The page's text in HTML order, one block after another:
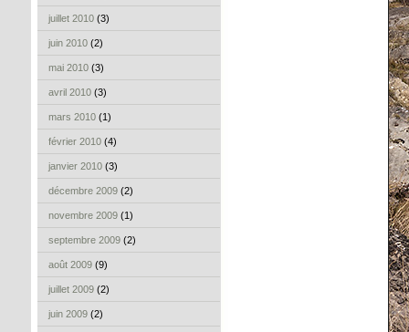
juillet 2010 (3)
juin 2010 (2)
mai 2010 (3)
avril 2010 (3)
mars 2010 (1)
février 2010 (4)
janvier 2010 (3)
décembre 2009 (2)
novembre 2009 (1)
septembre 2009 (2)
août 2009 (9)
juillet 2009 (2)
juin 2009 (2)